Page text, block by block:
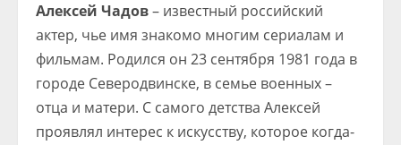
Алексей Чадов– известный российский
актер, чье имя знакомо многим сериалам и
фильмам. Родился он 23 сентября 1981 года в
городе Северодвинске, в семье военных –
отца и матери. С самого детства Алексей
проявлял интерес к искусству, которое когда-